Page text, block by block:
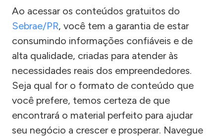
Ao acessar os conteúdos gratuitos do
Sebrae/PR, você tem a garantia de estar
consumindo informações confiáveis e de
alta qualidade, criadas para atender às
necessidades reais dos empreendedores.
Seja qual for o formato de conteúdo que
você prefere, temos certeza de que
encontrará o material perfeito para ajudar
seu negócio a crescer e prosperar. Navegue